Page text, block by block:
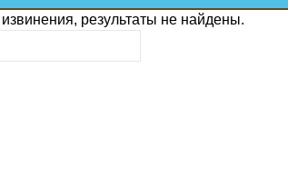
результаты не найдены.